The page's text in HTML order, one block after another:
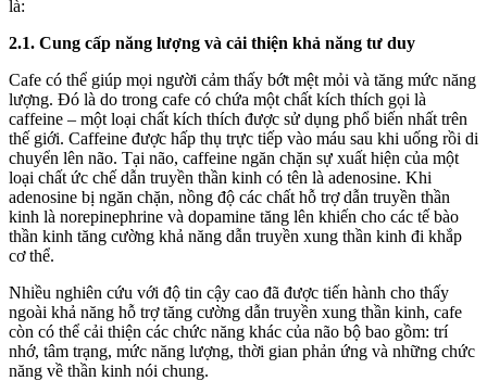
là:
2.1. Cung cấp năng lượng và cải thiện khả năng tư duy
Cafe có thể giúp mọi người cảm thấy bớt mệt mỏi và tăng mức năng
lượng. Đó là do trong cafe có chứa một chất kích thích gọi là
caffeine – một loại chất kích thích được sử dụng phổ biến nhất trên
thế giới. Caffeine được hấp thụ trực tiếp vào máu sau khi uống rồi di
chuyển lên não. Tại não, caffeine ngăn chặn sự xuất hiện của một
loại chất ức chế dẫn truyền thần kinh có tên là adenosine. Khi
adenosine bị ngăn chặn, nồng độ các chất hỗ trợ dẫn truyền thần
kinh là norepinephrine và dopamine tăng lên khiến cho các tế bào
thần kinh tăng cường khả năng dẫn truyền xung thần kinh đi khắp
cơ thể.
Nhiều nghiên cứu với độ tin cậy cao đã được tiến hành cho thấy
ngoài khả năng hỗ trợ tăng cường dẫn truyền xung thần kinh, cafe
còn có thể cải thiện các chức năng khác của não bộ bao gồm: trí
nhớ, tâm trạng, mức năng lượng, thời gian phản ứng và những chức
năng về thần kinh nói chung.